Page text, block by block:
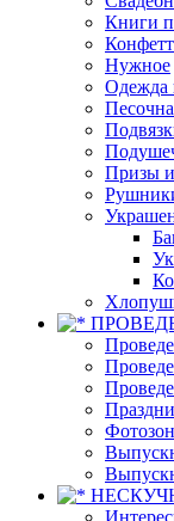
Книги
Нужное
Одежда
Призы и